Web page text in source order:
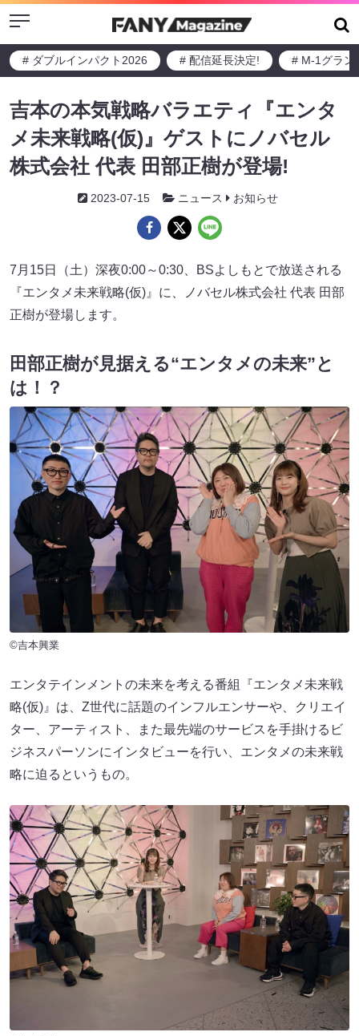
Menu
# ダブルインパクト2026 # 配信延長決定! # M-1グラン
吉本の本気戦略バラエティ『エンタ
メ未来戦略(仮)』ゲストにノバセル
株式会社 代表 田部正樹が登場!
2023-07-15 ニュース お知らせ
7月15日（土）深夜0:00～0:30、BSよしもとで放送される
『エンタメ未来戦略(仮)』に、ノバセル株式会社 代表 田部
正樹が登場します。
田部正樹が見据える“エンタメの未来”と
は！？
©吉本興業
エンタテインメントの未来を考える番組『エンタメ未来戦
略(仮)』は、Z世代に話題のインフルエンサーや、クリエイ
ター、アーティスト、また最先端のサービスを手掛けるビ
ジネスパーソンにインタビューを行い、エンタメの未来戦
略に迫るというもの。